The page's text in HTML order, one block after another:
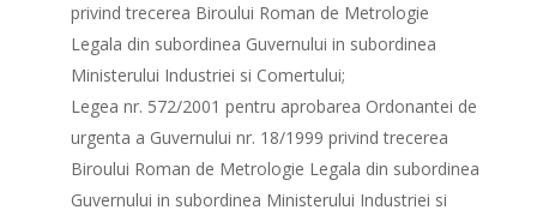
privind trecerea Biroului Roman de Metrologie
Legala din subordinea Guvernului in subordinea
Ministerului Industriei si Comertului;
Legea nr. 572/2001 pentru aprobarea Ordonantei de
urgenta a Guvernului nr. 18/1999 privind trecerea
Biroului Roman de Metrologie Legala din subordinea
Guvernului in subordinea Ministerului Industriei si